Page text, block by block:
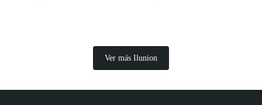
Ver más Ilunion